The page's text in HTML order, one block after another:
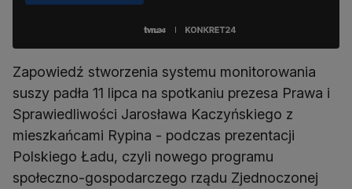
Zapowiedź stworzenia systemu monitorowania
suszy padła 11 lipca na spotkaniu prezesa Prawa i
Sprawiedliwości Jarosława Kaczyńskiego z
mieszkańcami Rypina - podczas prezentacji
Polskiego Ładu, czyli nowego programu
społeczno-gospodarczego rządu Zjednoczonej